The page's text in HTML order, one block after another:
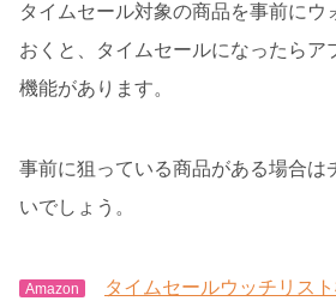
タイムセール対象の商品を事前にウ
おくと、タイムセールになったらア
機能があります。
事前に狙っている商品がある場合は
いでしょう。
Amazon タイムセールウッチリス